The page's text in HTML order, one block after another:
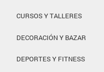
CURSOS Y TALLERES
DECORACIÓN Y BAZAR
DEPORTES Y FITNESS